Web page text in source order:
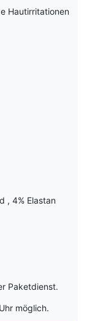
Hautirritationen
, 4% Elastan
Paketdienst.
möglich.